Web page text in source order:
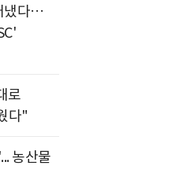
냈다…
로
다"
농산물